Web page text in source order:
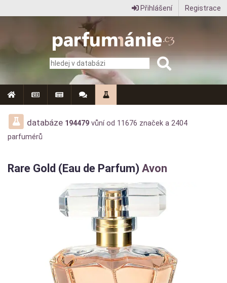
Přihlášení Registrace
Parfumanie.cz
–
vše
o
vůních,
parfémech
a
aromaterapii
databáze 194479 vůní od 11676 značek a 2404
parfumérů
Rare Gold (Eau de Parfum) Avon